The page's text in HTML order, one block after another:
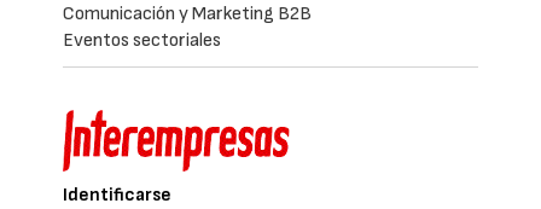
Comunicación y Marketing B2B
Eventos sectoriales
Identificarse